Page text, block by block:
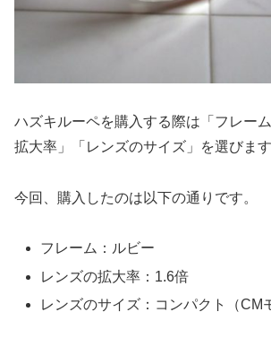
ハズキルーペを購入する際は「フレー
拡大率」「レンズのサイズ」を選びます
今回、購入したのは以下の通りです。
フレーム：ルビー
レンズの拡大率：1.6倍
レンズのサイズ：コンパクト（CM